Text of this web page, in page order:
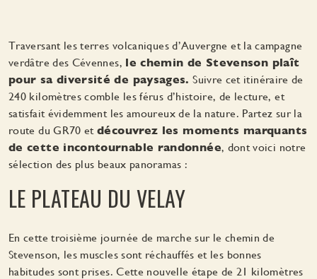
Traversant les terres volcaniques d’Auvergne et la campagne
verdâtre des Cévennes, le chemin de Stevenson plaît
pour sa diversité de paysages. Suivre cet itinéraire de
240 kilomètres comble les férus d’histoire, de lecture, et
satisfait évidemment les amoureux de la nature. Partez sur la
route du GR70 etdécouvrez les moments marquants
de cette incontournable randonnée, dont voici notre
sélection des plus beaux panoramas :
LE PLATEAU DU VELAY
En cette troisième journée de marche sur le chemin de
Stevenson, les muscles sont réchauffés et les bonnes
habitudes sont prises. Cette nouvelle étape de 21 kilomètres